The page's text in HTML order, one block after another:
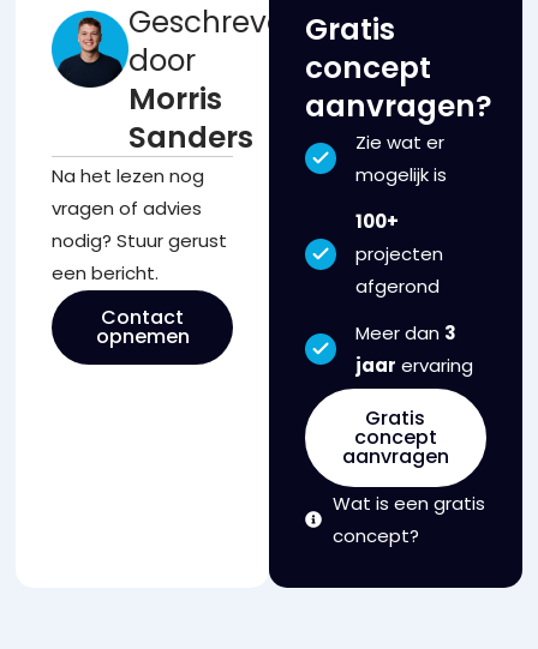
Geschreven
door
Morris
Sanders
Na het lezen nog
vragen of advies
nodig? Stuur gerust
een bericht.
Contact
opnemen
Gratis
concept
aanvragen?
Zie wat er
mogelijk is
100+
projecten
afgerond
Meer dan 3
jaar ervaring
Gratis
concept
aanvragen
Wat is een gratis
concept?